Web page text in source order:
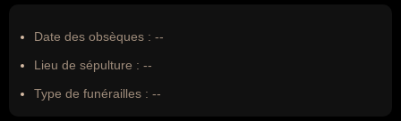
Date des obsèques : --
Lieu de sépulture : --
Type de funérailles : --